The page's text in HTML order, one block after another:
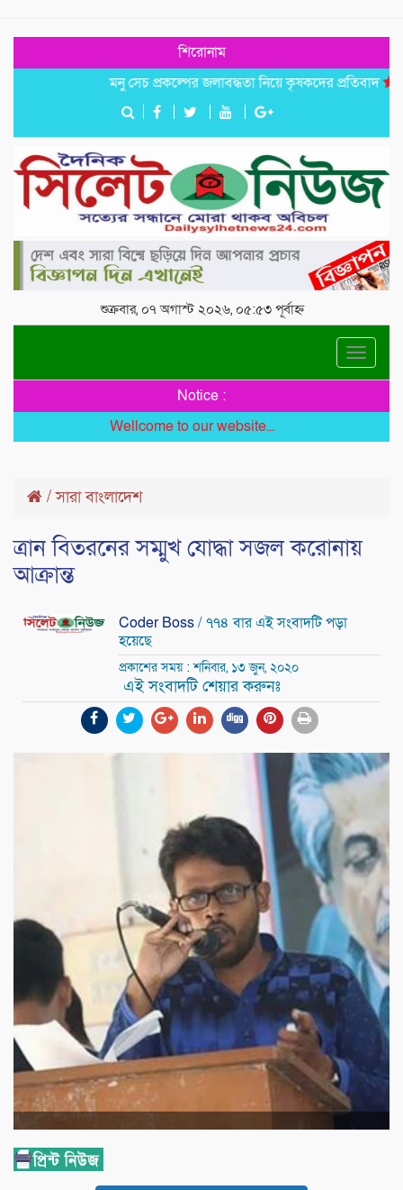
শিরোনাম
মনু সেচ প্রকল্পের জলাবদ্ধতা নিয়ে কৃষকদের প্রতিবাদ
শুক্রবার, ০৭ অগাস্ট ২০২৬, ০৫:৫৩ পূর্বাহ্ন
Toggle
Notice :
Wellcome to our website...
/সারা বাংলাদেশ
ত্রান বিতরনের সম্মুখ যোদ্ধা সজল করোনায়
আক্রান্ত
Coder Boss/ ৭৭৪ বার এই সংবাদটি পড়া
হয়েছে
প্রকাশের সময় : শনিবার, ১৩ জুন, ২০২০
এই সংবাদটি শেয়ার করুনঃ